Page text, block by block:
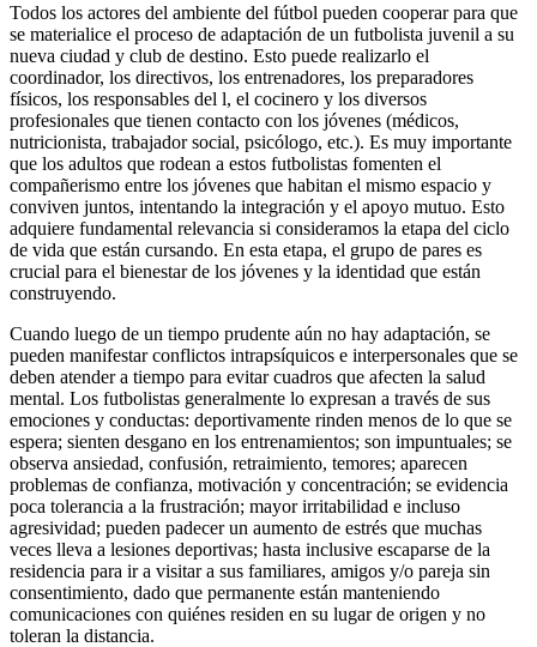
Todos los actores del ambiente del fútbol pueden cooperar para que
se materialice el proceso de adaptación de un futbolista juvenil a su
nueva ciudad y club de destino. Esto puede realizarlo el
coordinador, los directivos, los entrenadores, los preparadores
físicos, los responsables del l, el cocinero y los diversos
profesionales que tienen contacto con los jóvenes (médicos,
nutricionista, trabajador social, psicólogo, etc.). Es muy importante
que los adultos que rodean a estos futbolistas fomenten el
compañerismo entre los jóvenes que habitan el mismo espacio y
conviven juntos, intentando la integración y el apoyo mutuo. Esto
adquiere fundamental relevancia si consideramos la etapa del ciclo
de vida que están cursando. En esta etapa, el grupo de pares es
crucial para el bienestar de los jóvenes y la identidad que están
construyendo.
Cuando luego de un tiempo prudente aún no hay adaptación, se
pueden manifestar conflictos intrapsíquicos e interpersonales que se
deben atender a tiempo para evitar cuadros que afecten la salud
mental. Los futbolistas generalmente lo expresan a través de sus
emociones y conductas: deportivamente rinden menos de lo que se
espera; sienten desgano en los entrenamientos; son impuntuales; se
observa ansiedad, confusión, retraimiento, temores; aparecen
problemas de confianza, motivación y concentración; se evidencia
poca tolerancia a la frustración; mayor irritabilidad e incluso
agresividad; pueden padecer un aumento de estrés que muchas
veces lleva a lesiones deportivas; hasta inclusive escaparse de la
residencia para ir a visitar a sus familiares, amigos y/o pareja sin
consentimiento, dado que permanente están manteniendo
comunicaciones con quiénes residen en su lugar de origen y no
toleran la distancia.